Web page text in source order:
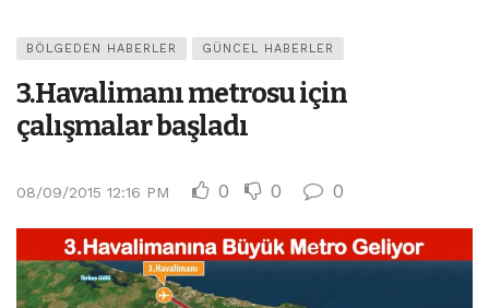
BÖLGEDEN HABERLER GÜNCEL HABERLER
3.Havalimanı metrosu için
çalışmalar başladı
08/09/2015 12:16 PM 0 0 0